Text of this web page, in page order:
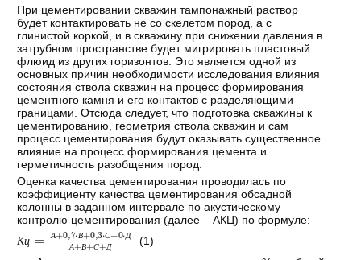
При цементировании скважин тампонажный раствор
будет контактировать не со скелетом пород, а с
глинистой коркой, и в скважину при снижении давления в
затрубном пространстве будет мигрировать пластовый
флюид из других горизонтов. Это является одной из
основных причин необходимости исследования влияния
состояния ствола скважин на процесс формирования
цементного камня и его контактов с разделяющими
границами. Отсюда следует, что подготовка скважины к
цементированию, геометрия ствола скважин и сам
процесс цементирования будут оказывать существенное
влияние на процесс формирования цемента и
герметичность разобщения пород.
Оценка качества цементирования проводилась по
коэффициенту качества цементирования обсадной
колонны в заданном интервале по акустическому
контролю цементирования (далее – АКЦ) по формуле:
А В С Д
К +0,7⋅В+0,3⋅С+ 0⋅Д
(1)